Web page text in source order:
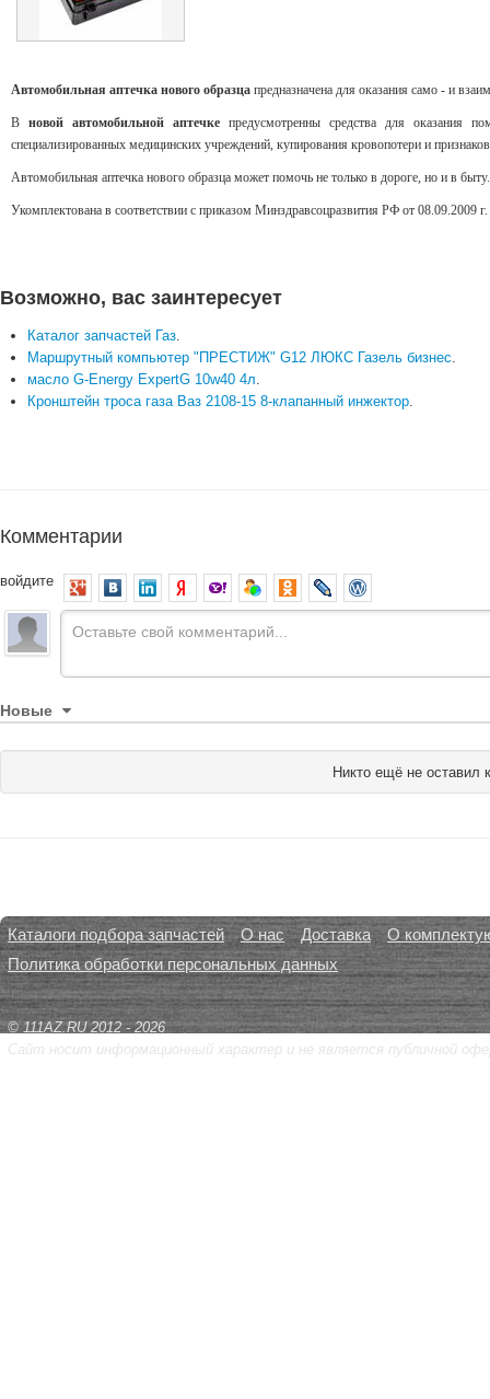
Автомобильная аптечка нового образца предназначена для оказания само - и
Вновой автомобильной аптечке предусмотренны средства для оказания
специализированных медицинских учреждений, купирования кровопотери и
Автомобильная аптечка нового образца может помочь не только в дороге, но и в быту.
Укомплектована в соответствии с приказом Минздравсоцразвития РФ от
Возможно, вас заинтересует
Каталог запчастей Газ.
Маршрутный компьютер "ПРЕСТИЖ" G12 ЛЮКС Газель бизнес.
масло G-Energy ExpertG 10w40 4л.
Кронштейн троса газа Ваз 2108-15 8-клапанный инжектор.
Комментарии
войдите
Новые
Никто ещё не оставил
Каталоги подбора запчастей О нас Доставка
О
Политика обработки персональных данных
© 111AZ.RU 2012 - 2026
Сайт носит информационный характер и не является публичной